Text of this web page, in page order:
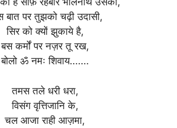
बात पर तुझको चढ़ी उदासी,
सिर को क्यों झुकाये है,
बस कर्मों पर नज़र तू रख,
बोलो ॐ नमः शिवाय…….
तमस तले धरी धरा,
विसंग वृत्तिजानि के,
चल आजा राही आज़मा,